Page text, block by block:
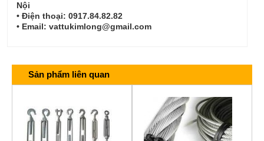
Nội
• Điện thoại: 0917.84.82.82
• Email: vattukimlong@gmail.com
Sản phẩm liên quan